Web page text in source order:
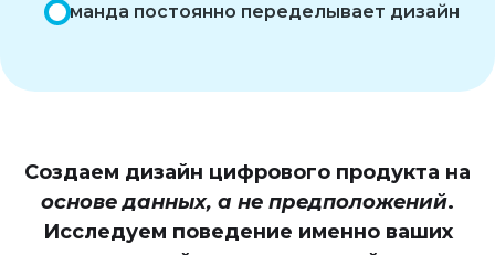
Команда постоянно переделывает дизайн
Создаем дизайн цифрового продукта на
основе данных, а не предположений.
Исследуем поведение именно ваших